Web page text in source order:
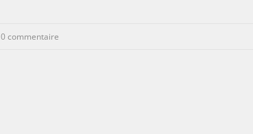
0 commentaire